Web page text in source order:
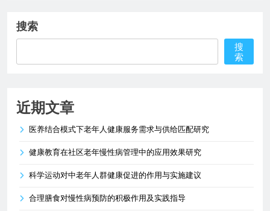
搜索
搜
索
近期文章
医养结合模式下老年人健康服务需求与供给匹配研究
健康教育在社区老年慢性病管理中的应用效果研究
科学运动对中老年人群健康促进的作用与实施建议
合理膳食对慢性病预防的积极作用及实践指导